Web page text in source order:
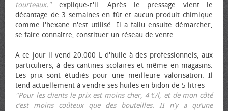
tourteaux."explique-t'il. Après le pressage vient le
décantage de 3 semaines en fût et aucun produit chimique
comme l'hexane n'est utilisé. Il a fallu ensuite démarcher,
se faire connaître, constituer un réseau de vente.
A ce jour il vend 20.000 L d'huile à des professionnels, aux
particuliers, à des cantines scolaires et même en magasins.
Les prix sont étudiés pour une meilleure valorisation. Il
tend actuellement à vendre ses huiles en bidon de 5 litres
"Pour les clients le prix est moins cher, 4 €/l, et de mon côté
c’est moins coûteux que des bouteilles. II n’y a qu’une